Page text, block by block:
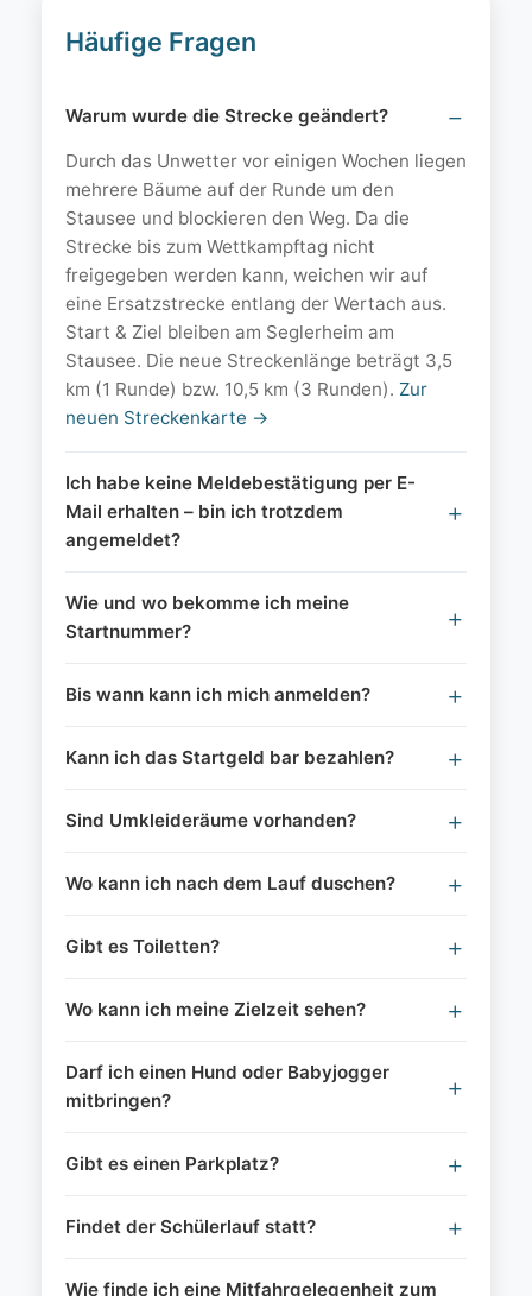
Häufige Fragen
Warum wurde die Strecke geändert?
Durch das Unwetter vor einigen Wochen liegen
mehrere Bäume auf der Runde um den
Stausee und blockieren den Weg. Da die
Strecke bis zum Wettkampftag nicht
freigegeben werden kann, weichen wir auf
eine Ersatzstrecke entlang der Wertach aus.
Start & Ziel bleiben am Seglerheim am
Stausee. Die neue Streckenlänge beträgt 3,5
km (1 Runde) bzw. 10,5 km (3 Runden). Zur
neuen Streckenkarte →
Ich habe keine Meldebestätigung per E-
Mail erhalten – bin ich trotzdem
angemeldet?
Wie und wo bekomme ich meine
Startnummer?
Bis wann kann ich mich anmelden?
Kann ich das Startgeld bar bezahlen?
Sind Umkleideräume vorhanden?
Wo kann ich nach dem Lauf duschen?
Gibt es Toiletten?
Wo kann ich meine Zielzeit sehen?
Darf ich einen Hund oder Babyjogger
mitbringen?
Gibt es einen Parkplatz?
Findet der Schülerlauf statt?
Wie finde ich eine Mitfahrgelegenheit zum